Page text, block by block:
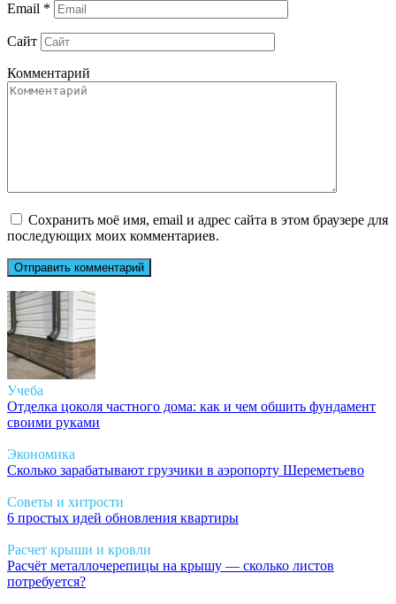
Email *
Сайт
Комментарий
Сохранить моё имя, email и адрес сайта в этом браузере для
последующих моих комментариев.
Учеба
Отделка цоколя частного дома: как и чем обшить фундамент
своими руками
Экономика
Сколько зарабатывают грузчики в аэропорту Шереметьево
Советы и хитрости
6 простых идей обновления квартиры
Расчет крыши и кровли
Расчёт металлочерепицы на крышу — сколько листов
потребуется?